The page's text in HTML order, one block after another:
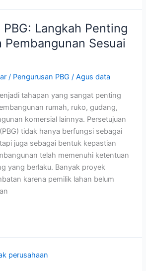
Langkah Penting
Pembangunan Sesuai
/ Pengurusan PBG /Agus data
tahapan yang sangat penting
rumah, ruko, gudang,
komersial lainnya. Persetujuan
tidak hanya berfungsi sebagai
juga sebagai bentuk kepastian
telah memenuhi ketentuan
yang berlaku. Banyak proyek
karena pemilik lahan belum